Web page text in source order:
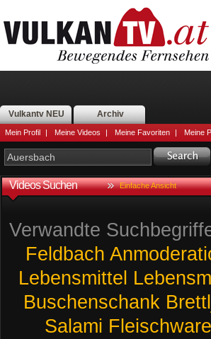
Vulkantv NEU Archiv
Mein Profil | Meine Videos | Meine Favoriten | Meine
Videos Suchen Einfache Ansicht
Verwandte
Feldbach
Lebensmittel
Buschenschank
Salami